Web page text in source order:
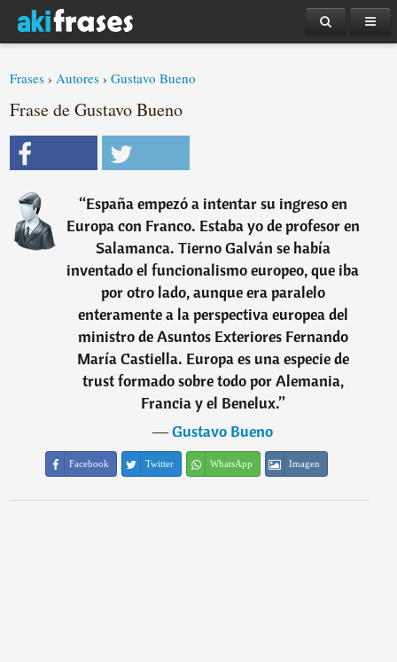
Frases ›Autores ›Gustavo Bueno
Frase de Gustavo Bueno
“España empezó a intentar su ingreso en
Europa con Franco. Estaba yo de profesor en
Salamanca. Tierno Galván se había
inventado el funcionalismo europeo, que iba
por otro lado, aunque era paralelo
enteramente a la perspectiva europea del
ministro de Asuntos Exteriores Fernando
María Castiella. Europa es una especie de
trust formado sobre todo por Alemania,
Francia y el Benelux.”
―Gustavo Bueno
Facebook Twitter WhatsApp Imagen